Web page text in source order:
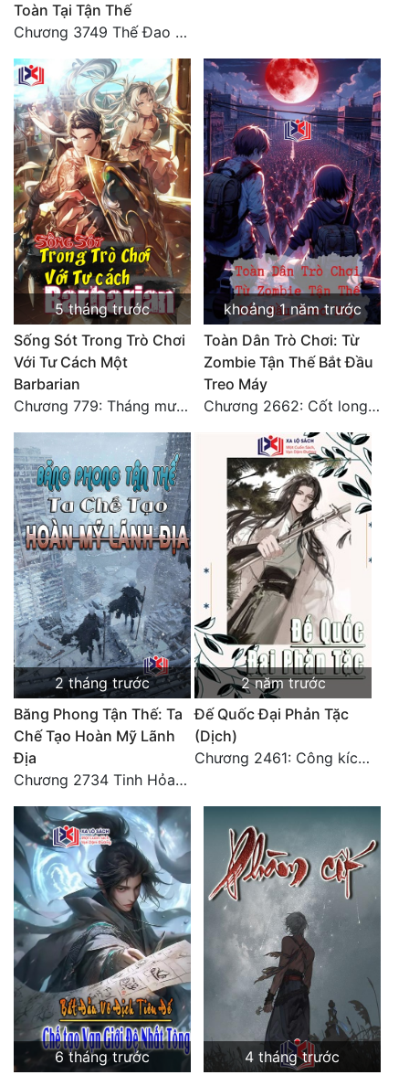
Toàn Tại Tận Thế
Chương 3749 Thế Đao xuất kích
5 tháng trước
Sống Sót Trong Trò Chơi
Với Tư Cách Một
Barbarian
Chương 779: Tháng mười ba (6)
khoảng 1 năm trước
Toàn Dân Trò Chơi: Từ
Zombie Tận Thế Bắt Đầu
Treo Máy
Chương 2662: Cốt long tiểu đội
2 tháng trước
Băng Phong Tận Thế: Ta
Chế Tạo Hoàn Mỹ Lãnh
Địa
Chương 2734 Tinh Hỏa (Đại kết cục) (2)
2 năm trước
Đế Quốc Đại Phản Tặc
(Dịch)
Chương 2461: Công kích đại doanh!
6 tháng trước
4 tháng trước